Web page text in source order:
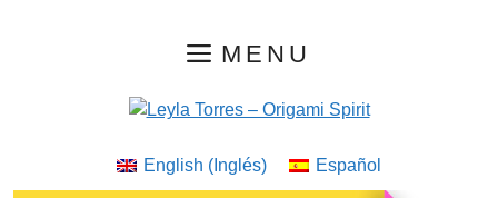
MENU
English ( Inglés) Español